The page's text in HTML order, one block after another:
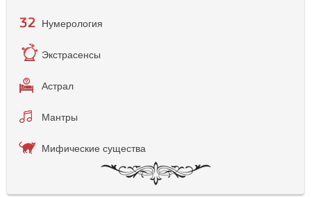
Нумерология
Экстрасенсы
Астрал
Мантры
Мифические существа